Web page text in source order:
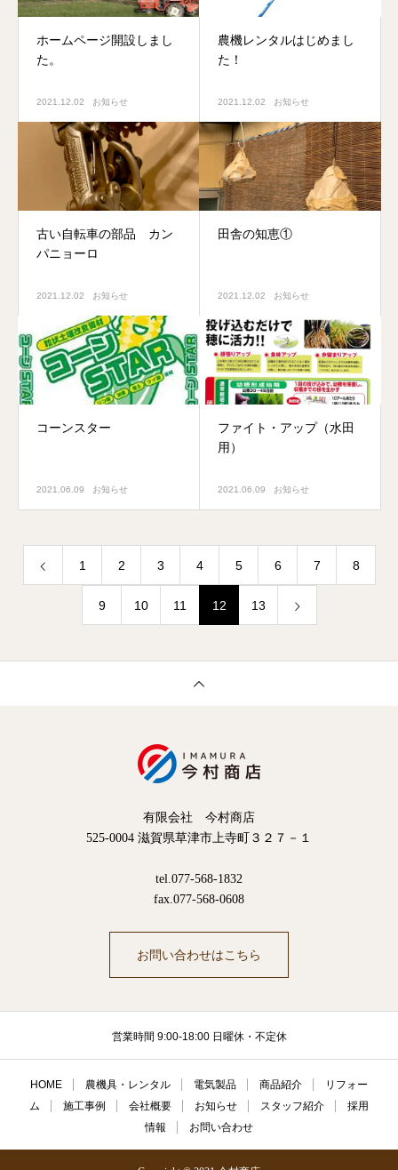
ホームページ開設しまし
た。
2021.12.02 お知らせ
農機レンタルはじめまし
た！
2021.12.02 お知らせ
古い自転車の部品 カン
パニョーロ
2021.12.02 お知らせ
田舎の知恵①
2021.12.02 お知らせ
コーンスター
2021.06.09 お知らせ
ファイト・アップ（水田
用）
2021.06.09 お知らせ
1 2 3 4 5 6 7 8
9 10 11 12 13
有限会社 今村商店
525-0004 滋賀県草津市上寺町３２７－１
tel.077-568-1832
fax.077-568-0608
お問い合わせはこちら
営業時間 9:00-18:00 日曜休・不定休
HOME 農機具・レンタル 電気製品 商品紹介
リフォー
ム
施工事例 会社概要 お知らせ スタッフ紹介
採用
情報
お問い合わせ